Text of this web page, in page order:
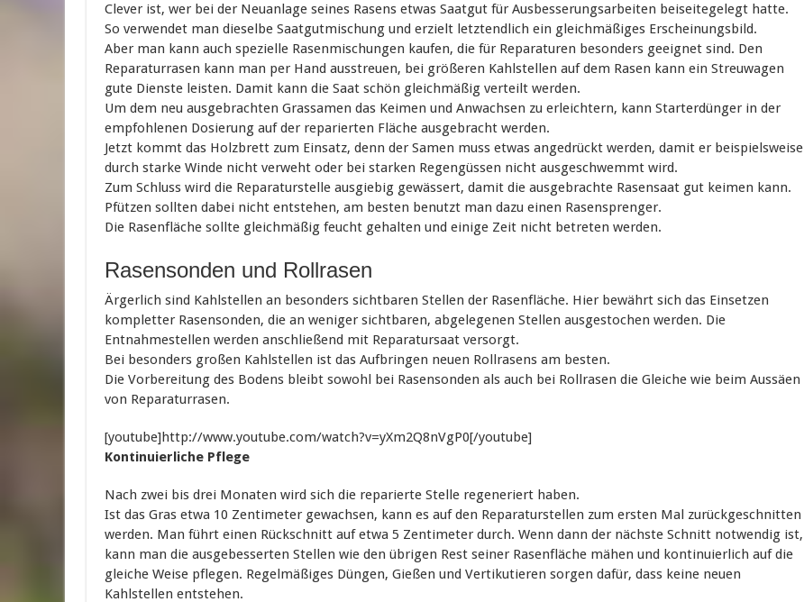
Clever ist, wer bei der Neuanlage seines Rasens etwas Saatgut für Ausbesserungsarbeiten beiseitegelegt hatte.
So verwendet man dieselbe Saatgutmischung und erzielt letztendlich ein gleichmäßiges Erscheinungsbild.
Aber man kann auch spezielle Rasenmischungen kaufen, die für Reparaturen besonders geeignet sind. Den
Reparaturrasen kann man per Hand ausstreuen, bei größeren Kahlstellen auf dem Rasen kann ein Streuwagen
gute Dienste leisten. Damit kann die Saat schön gleichmäßig verteilt werden.
Um dem neu ausgebrachten Grassamen das Keimen und Anwachsen zu erleichtern, kann Starterdünger in der
empfohlenen Dosierung auf der reparierten Fläche ausgebracht werden.
Jetzt kommt das Holzbrett zum Einsatz, denn der Samen muss etwas angedrückt werden, damit er beispielsweise
durch starke Winde nicht verweht oder bei starken Regengüssen nicht ausgeschwemmt wird.
Zum Schluss wird die Reparaturstelle ausgiebig gewässert, damit die ausgebrachte Rasensaat gut keimen kann.
Pfützen sollten dabei nicht entstehen, am besten benutzt man dazu einen Rasensprenger.
Die Rasenfläche sollte gleichmäßig feucht gehalten und einige Zeit nicht betreten werden.
Rasensonden und Rollrasen
Ärgerlich sind Kahlstellen an besonders sichtbaren Stellen der Rasenfläche. Hier bewährt sich das Einsetzen
kompletter Rasensonden, die an weniger sichtbaren, abgelegenen Stellen ausgestochen werden. Die
Entnahmestellen werden anschließend mit Reparatursaat versorgt.
Bei besonders großen Kahlstellen ist das Aufbringen neuen Rollrasens am besten.
Die Vorbereitung des Bodens bleibt sowohl bei Rasensonden als auch bei Rollrasen die Gleiche wie beim Aussäen
von Reparaturrasen.
[youtube]http://www.youtube.com/watch?v=yXm2Q8nVgP0[/youtube]
Kontinuierliche Pflege
Nach zwei bis drei Monaten wird sich die reparierte Stelle regeneriert haben.
Ist das Gras etwa 10 Zentimeter gewachsen, kann es auf den Reparaturstellen zum ersten Mal zurückgeschnitten
werden. Man führt einen Rückschnitt auf etwa 5 Zentimeter durch. Wenn dann der nächste Schnitt notwendig ist,
kann man die ausgebesserten Stellen wie den übrigen Rest seiner Rasenfläche mähen und kontinuierlich auf die
gleiche Weise pflegen. Regelmäßiges Düngen, Gießen und Vertikutieren sorgen dafür, dass keine neuen
Kahlstellen entstehen.